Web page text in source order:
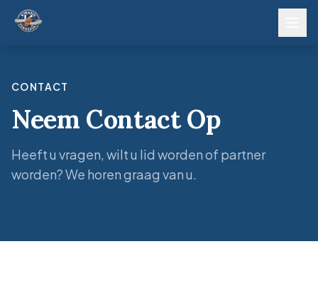
CONTACT
Neem Contact Op
Heeft u vragen, wilt u lid worden of partner
worden? We horen graag van u.